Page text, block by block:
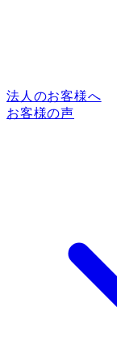
法人のお客様へ
お客様の声